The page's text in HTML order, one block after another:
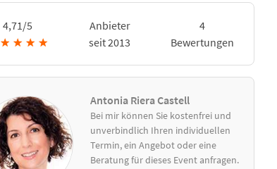
4,71/5
★ ★ ★ ★
Anbieter
seit 2013
4
Bewertungen
Antonia Riera Castell
Bei mir können Sie kostenfrei und
unverbindlich Ihren individuellen
Termin, ein Angebot oder eine
Beratung für dieses Event anfragen.